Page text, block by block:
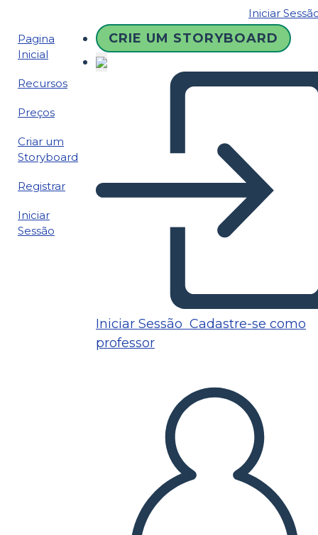
Iniciar
Pagina
Inicial
Recursos
Preços
Criar um
Storyboard
Registrar
Iniciar
Sessão
CRIE UM STORYBOARD
Iniciar Sessão Cadastre-se como
professor